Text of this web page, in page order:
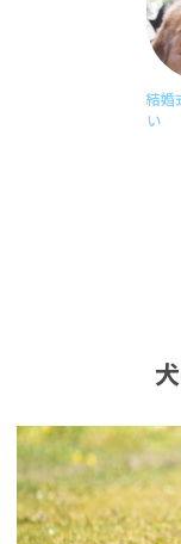
結婚
い